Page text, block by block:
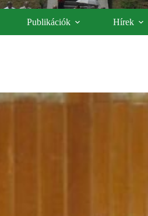
Publikációk Hírek